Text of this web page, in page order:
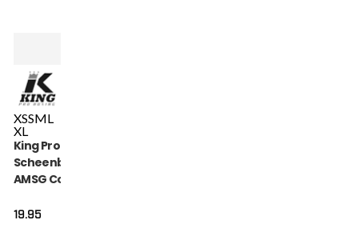
XSSML
XL
King Pro Boxing
Scheenbeschermers
AMSG Cotton (KPB
19.95